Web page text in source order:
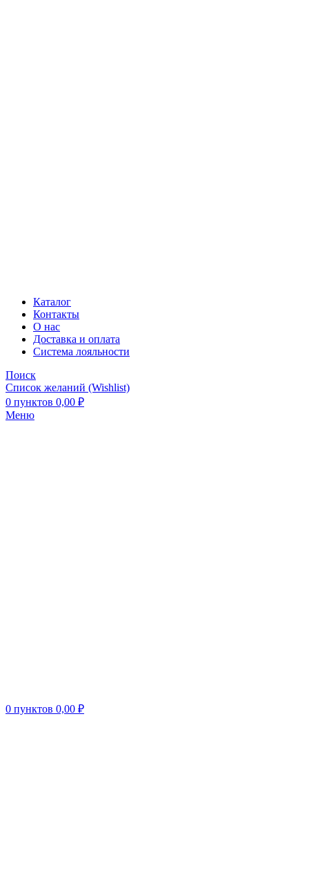
Каталог
Контакты
О нас
Доставка и оплата
Система лояльности
Поиск
Список желаний (Wishlist)
0 пунктов 0,00 ₽
Меню
0 пунктов 0,00 ₽